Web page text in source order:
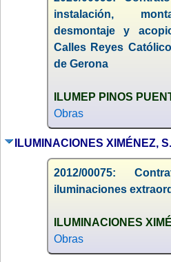
instalación,
desmontaje y
Calles Reyes
de Gerona
ILUMEP PINOS
Obras
ILUMINACIONES XIMÉNEZ,
2012/00075:
iluminaciones
ILUMINACIONES
Obras